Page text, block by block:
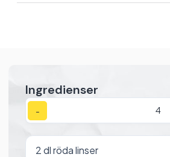
Ingredienser
−
2dl röda linser